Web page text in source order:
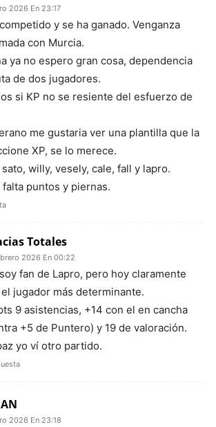
2026 En 23:17
y se ha ganado. Venganza
con Murcia.
ya no espero gran cosa, dependencia
de dos jugadores.
si KP no se resiente del esfuerzo de
me gustaria ver una plantilla que la
XP, se lo merece.
sato, willy, vesely, cale, fall y lapro.
falta puntos y piernas.
Totales
2026 En 00:22
fan de Lapro, pero hoy claramente
jugador más determinante.
9 asistencias, +14 con el en cancha
+5 de Puntero) y 19 de valoración.
yo ví otro partido.
2026 En 23:18